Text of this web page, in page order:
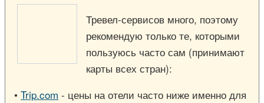
Тревел-сервисов много, поэтому
рекомендую только те, которыми
пользуюсь часто сам (принимают
карты всех стран):
• Trip.com - цены на отели часто ниже именно для